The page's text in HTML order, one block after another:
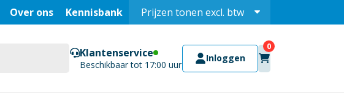
Over ons Kennisbank Prijzen tonen excl. btw
Klantenservice
Beschikbaar tot 17:00 uur
Inloggen